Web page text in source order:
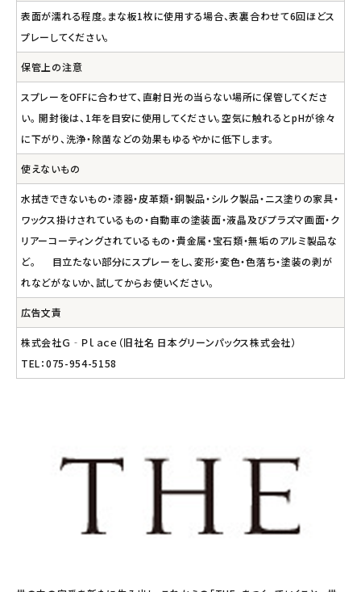
表面が濡れる程度。まな板1枚に使用する場合、表裏合わせて6回ほどス
プレーしてください。
保管上の注意
スプレーをOFFに合わせて、直射日光の当らない場所に保管してくださ
い。 開封後は、1年を目安に使用してください。空気に触れるとpHが徐々
に下がり、洗浄・除菌などの効果もゆるやかに低下します。
使えないもの
水拭きできないもの・漆器・皮革類・銅製品・シルク製品・ニス塗りの家具・
ワックス掛けされているもの・自動車の塗装面・液晶及びプラズマ画面・ク
リアーコーティングされているもの・貴金属・宝石類・無垢のアルミ製品な
ど。 目立たない部分にスプレーをし、変形・変色・色落ち・塗装の剥が
れなどがないか、試してからお使いください。
広告文責
株式会社Ｇ‐Ｐｌａｃｅ（旧社名 日本グリーンパックス株式会社）
TEL：075-954-5158